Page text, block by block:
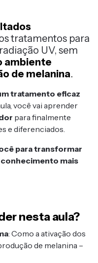
tratamentos para
UV, sem
ambiente
de melanina.
tratamento eficaz
você vai aprender
para finalmente
e diferenciados.
para transformar
mais
nesta aula?
: Como a ativação dos
de melanina –